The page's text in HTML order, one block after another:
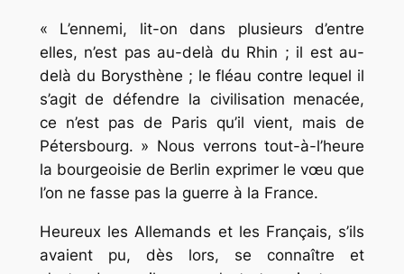
« L’ennemi, lit-on dans plusieurs d’entre
elles, n’est pas au-delà du Rhin ; il est au-
delà du Borysthène ; le fléau contre lequel il
s’agit de défendre la civilisation menacée,
ce n’est pas de Paris qu’il vient, mais de
Pétersbourg. » Nous verrons tout-à-l’heure
la bourgeoisie de Berlin exprimer le vœu que
l’on ne fasse pas la guerre à la France.
Heureux les Allemands et les Français, s’ils
avaient pu, dès lors, se connaître et